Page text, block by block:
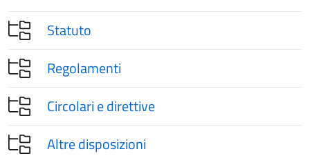
Statuto
Regolamenti
Circolari e direttive
Altre disposizioni